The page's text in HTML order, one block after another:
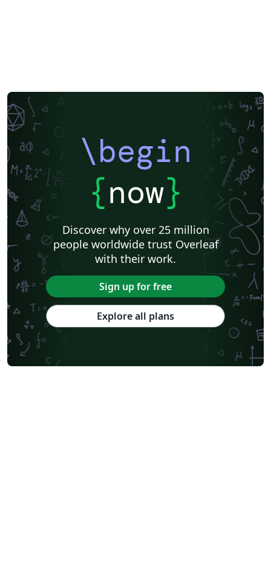
\begin
{now}
Discover why over 25 million
people worldwide trust Overleaf
with their work.
Sign up for free
Explore all plans